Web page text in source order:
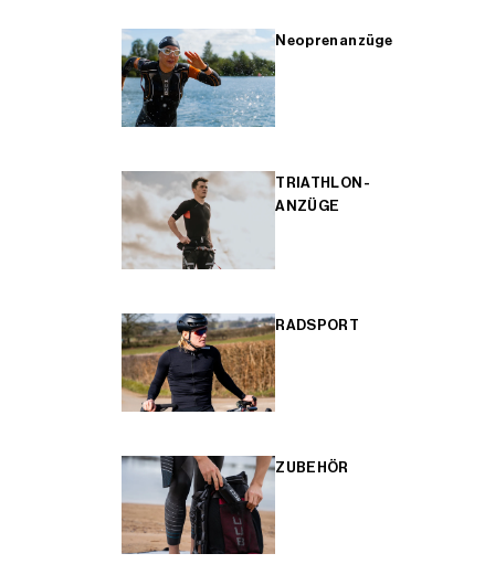
Neoprenanzüge
TRIATHLON-
ANZÜGE
RADSPORT
ZUBEHÖR